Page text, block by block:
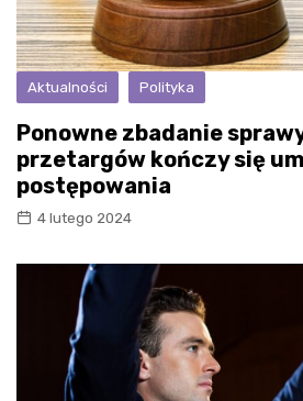
Aktualności Polityka
Ponowne zbadanie
przetargów kończy się
postępowania
4 lutego 2024